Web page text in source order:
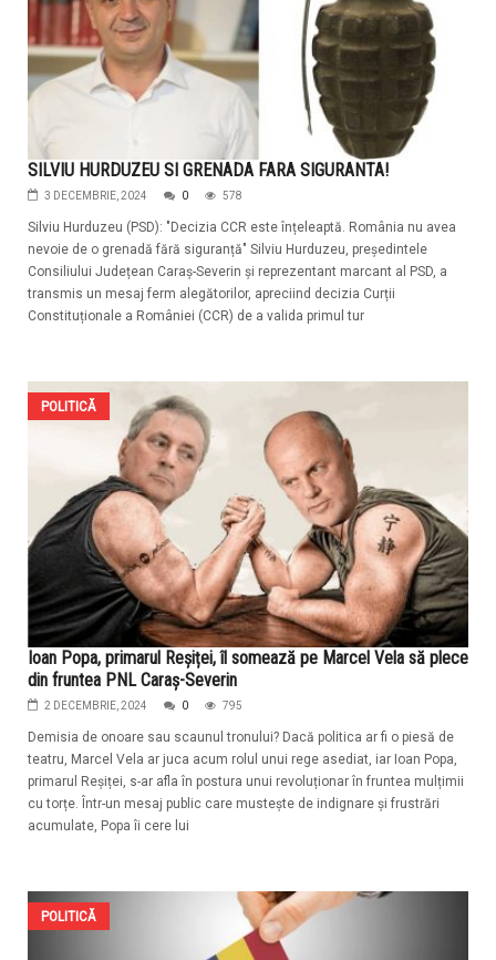
SILVIU HURDUZEU SI GRENADA FARA SIGURANTA!
3 DECEMBRIE, 2024 0 578
Silviu Hurduzeu (PSD): "Decizia CCR este înțeleaptă. România nu avea
nevoie de o grenadă fără siguranță" Silviu Hurduzeu, președintele
Consiliului Județean Caraș-Severin și reprezentant marcant al PSD, a
transmis un mesaj ferm alegătorilor, apreciind decizia Curții
Constituționale a României (CCR) de a valida primul tur
POLITICĂ
Ioan Popa, primarul Reșiței, îl somează pe Marcel Vela să plece
din fruntea PNL Caraș-Severin
2 DECEMBRIE, 2024 0 795
Demisia de onoare sau scaunul tronului? Dacă politica ar fi o piesă de
teatru, Marcel Vela ar juca acum rolul unui rege asediat, iar Ioan Popa,
primarul Reșiței, s-ar afla în postura unui revoluționar în fruntea mulțimii
cu torțe. Într-un mesaj public care mustește de indignare și frustrări
acumulate, Popa îi cere lui
POLITICĂ